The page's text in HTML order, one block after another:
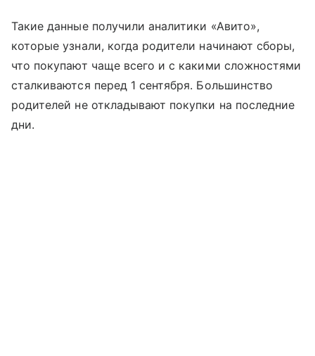
Такие данные получили аналитики «Авито»,
которые узнали, когда родители начинают сборы,
что покупают чаще всего и с какими сложностями
сталкиваются перед 1 сентября. Большинство
родителей не откладывают покупки на последние
дни.